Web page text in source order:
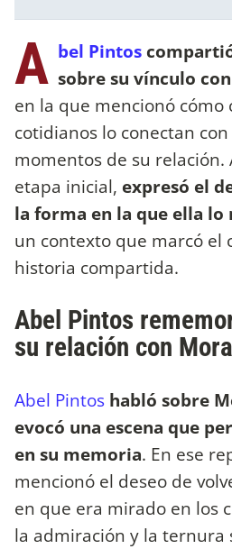
A bel Pintos
sobre su vínculo
en la que mencionó cómo
cotidianos lo conectan
momentos de su relación.
etapa inicial, expresó el
la forma en la que ella lo
un contexto que marcó el
historia compartida.
Abel Pintos
su relación con
Abel Pintos habló sobre
evocó una escena que
en su memoria. En ese
mencionó el deseo de
en que era mirado en los
la admiración y la ternura